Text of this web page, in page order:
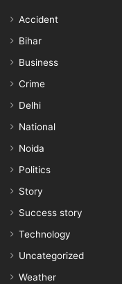
Accident
Bihar
Business
Crime
Delhi
National
Noida
Politics
Story
Success story
Technology
Uncategorized
Weather